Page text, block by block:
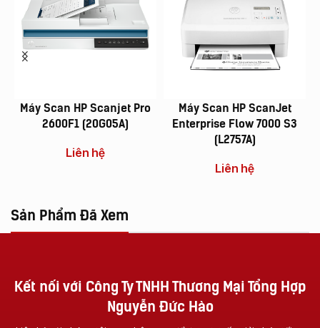
Máy Scan HP Scanjet Pro
2600F1 (20G05A)
Liên hệ
Máy Scan HP ScanJet
Enterprise Flow 7000 S3
(L2757A)
Liên hệ
Sản Phẩm Đã Xem
Kết nối với Công Ty TNHH Thương Mại Tổng Hợp
Nguyễn Đức Hào